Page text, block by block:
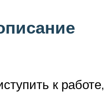
к работе,